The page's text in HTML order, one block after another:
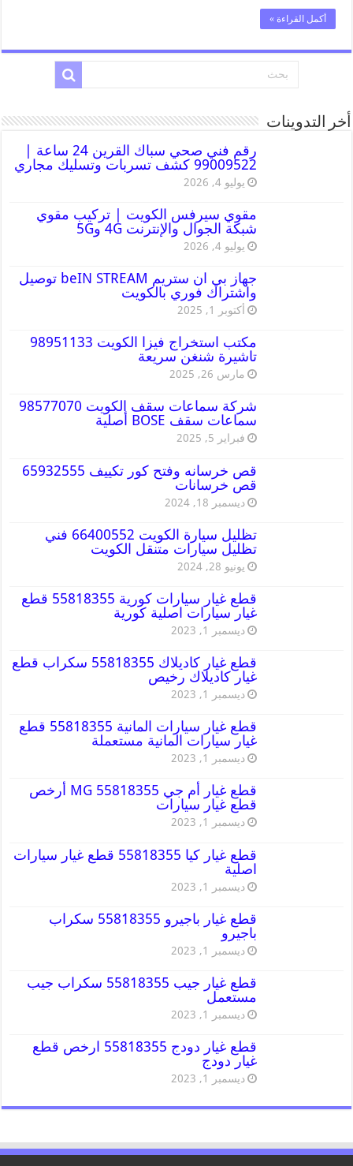
أكمل القراءة »
أخر التدوينات
رقم فني صحي سباك القرين 24 ساعة |
99009522 كشف تسربات وتسليك مجاري
يوليو 4, 2026
مقوي سيرفس الكويت | تركيب مقوي
شبكة الجوال والإنترنت 4G و5G
يوليو 4, 2026
جهاز بي ان ستريم beIN STREAM توصيل
واشتراك فوري بالكويت
أكتوبر 1, 2025
مكتب استخراج فيزا الكويت 98951133
تاشيرة شنغن سريعة
مارس 26, 2025
شركة سماعات سقف الكويت 98577070
سماعات سقف BOSE أصلية
فبراير 5, 2025
قص خرسانه وفتح كور تكييف 65932555
قص خرسانات
ديسمبر 18, 2024
تظليل سيارة الكويت 66400552 فني
تظليل سيارات متنقل الكويت
يونيو 28, 2024
قطع غيار سيارات كورية 55818355 قطع
غيار سيارات اصلية كورية
ديسمبر 1, 2023
قطع غيار كاديلاك 55818355 سكراب قطع
غيار كاديلاك رخيص
ديسمبر 1, 2023
قطع غيار سيارات المانية 55818355 قطع
غيار سيارات المانية مستعملة
ديسمبر 1, 2023
قطع غيار أم جي MG 55818355 أرخص
قطع غيار سيارات
ديسمبر 1, 2023
قطع غيار كيا 55818355 قطع غيار سيارات
اصلية
ديسمبر 1, 2023
قطع غيار باجيرو 55818355 سكراب
باجيرو
ديسمبر 1, 2023
قطع غيار جيب 55818355 سكراب جيب
مستعمل
ديسمبر 1, 2023
قطع غيار دودج 55818355 ارخص قطع
غيار دودج
ديسمبر 1, 2023